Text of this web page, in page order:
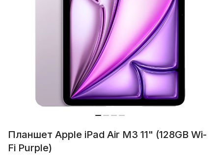
Планшет Apple iPad Air M3 11" (128GB Wi-
Fi Purple)